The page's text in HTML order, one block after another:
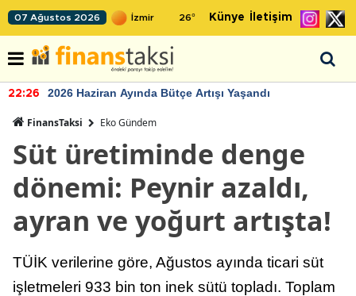
07 Ağustos 2026 26° Künye İletişim
22:26 2026 Haziran Ayında Bütçe Artışı Yaşandı
FinansTaksi Eko Gündem
Süt üretiminde denge
dönemi: Peynir azaldı,
ayran ve yoğurt artışta!
TÜİK verilerine göre, Ağustos ayında ticari süt
işletmeleri 933 bin ton inek sütü topladı. Toplam